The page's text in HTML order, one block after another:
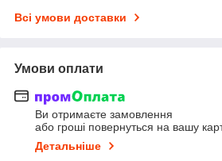
Всі умови доставки
Умови оплати
Ви отримаєте замовлення
або гроші повернуться на вашу
Детальніше